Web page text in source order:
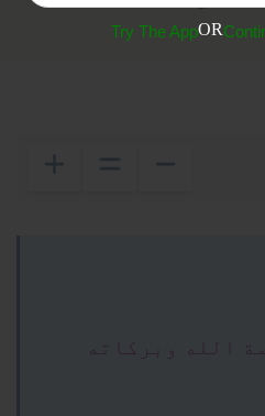
الله وبركاته
Try The AppOR